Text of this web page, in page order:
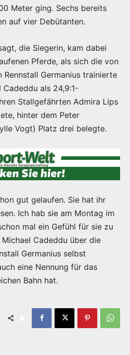
Meter ging. Sechs bereits
auf vier Debütanten.
die Siegerin, kam dabei
Pferde, als sich die von
Rennstall Germanius trainierte
als 24,9:1-
Stallgefährten Admira Lips
hinter dem Peter
Vogt) Platz drei belegte.
gut gelaufen. Sie hat ihr
Ich hab sie am Montag im
mal ein Gefühl für sie zu
Michael Cadeddu über die
Germanius selbst
eine Nennung für das
Bahn hat.